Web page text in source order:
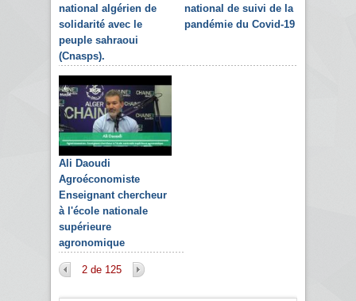
national algérien de
solidarité avec le
peuple sahraoui
(Cnasps).
national de suivi de la
pandémie du Covid-19
Ali Daoudi
Agroéconomiste
Enseignant chercheur
à l'école nationale
supérieure
agronomique
2 de 125